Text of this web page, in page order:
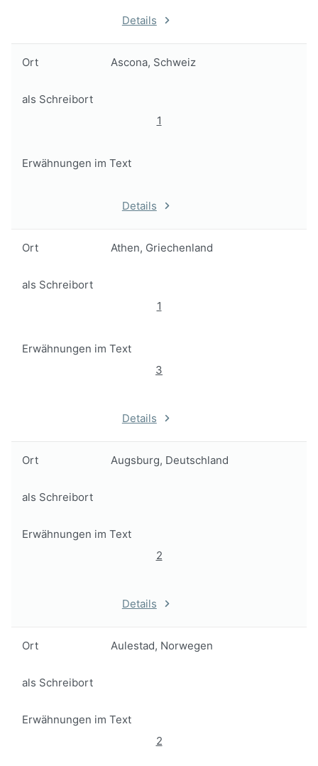
Details
Ort Ascona, Schweiz
als Schreibort
1
Erwähnungen im Text
Details
Ort Athen, Griechenland
als Schreibort
1
Erwähnungen im Text
3
Details
Ort Augsburg, Deutschland
als Schreibort
Erwähnungen im Text
2
Details
Ort Aulestad, Norwegen
als Schreibort
Erwähnungen im Text
2